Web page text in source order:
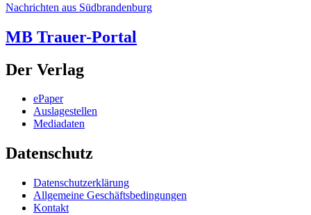
Nachrichten aus Südbrandenburg
MB Trauer-Portal
Der Verlag
ePaper
Auslagestellen
Mediadaten
Datenschutz
Datenschutzerklärung
Allgemeine Geschäftsbedingungen
Kontakt